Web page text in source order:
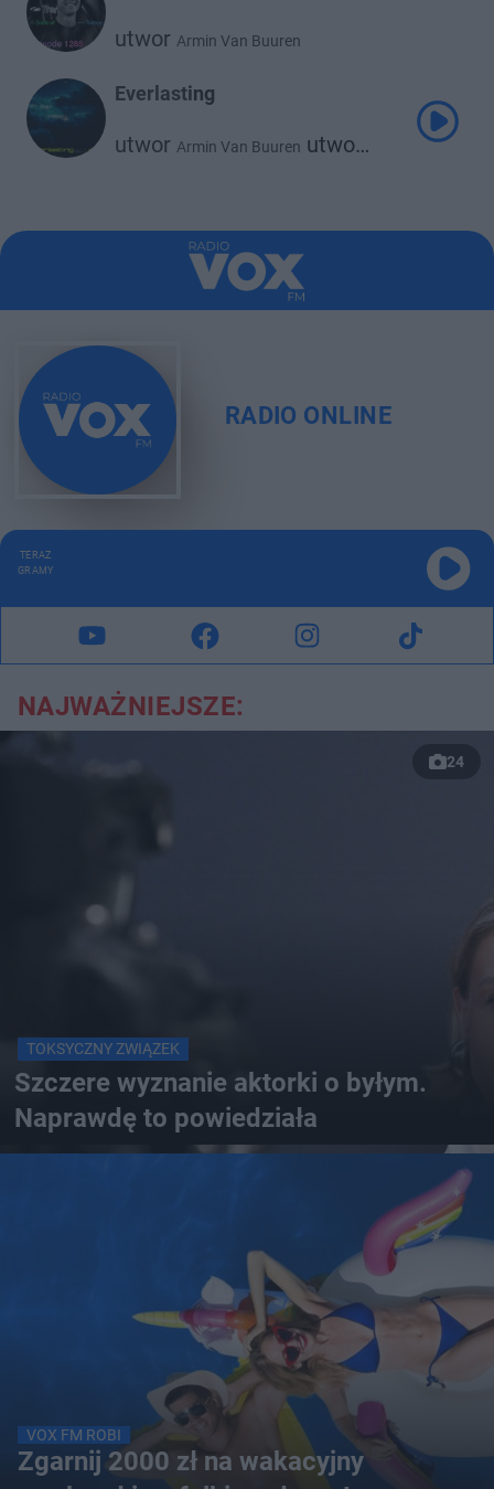
utwor Armin Van Buuren
Everlasting
utwor Armin Van Buuren utwor
RADIO ONLINE
TERAZ
GRAMY
NAJWAŻNIEJSZE:
24
TOKSYCZNY ZWIĄZEK
Szczere wyznanie aktorki o byłym.
Naprawdę to powiedziała
VOX FM ROBI
Zgarnij 2000 zł na wakacyjny